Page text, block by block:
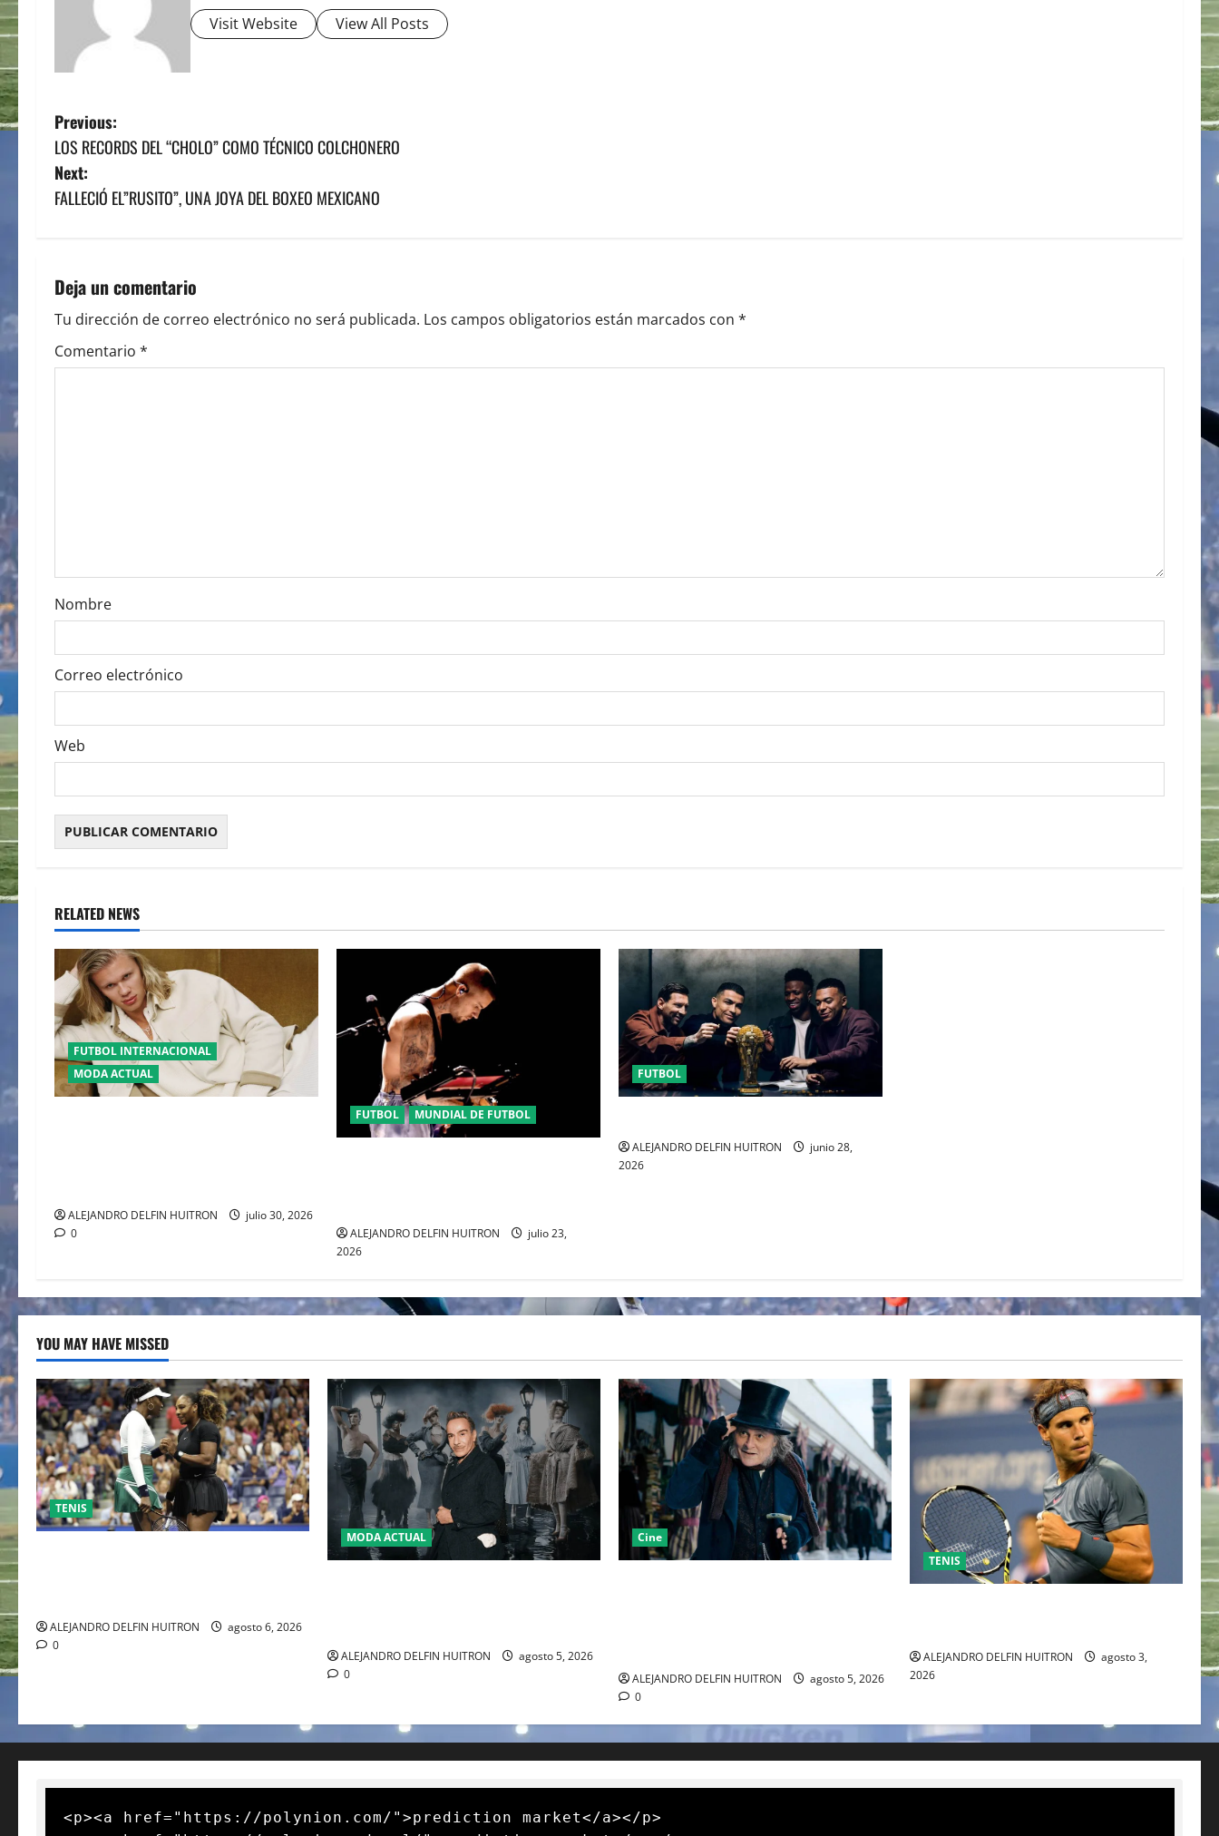
Visit Website View All Posts
P
o
s
n
a
v
o
n
Previous:
LOS RECORDS DEL “CHOLO” COMO TÉCNICO COLCHONERO
Next:
FALLECIÓ EL”RUSITO”, UNA JOYA DEL BOXEO MEXICANO
Deja un comentario
Tu dirección de correo electrónico no será publicada. Los campos obligatorios están marcados con *
Comentario *
Nombre
Correo electrónico
Web
RELATED NEWS
FUTBOL INTERNACIONAL
MODA ACTUAL
ALEJANDRO DELFIN HUITRON
julio 30, 2026
0
FUTBOL MUNDIAL DE FUTBOL
ALEJANDRO DELFIN HUITRON
julio 23,
2026
FUTBOL
ALEJANDRO DELFIN HUITRON
junio 28,
2026
YOU MAY HAVE MISSED
TENIS
ALEJANDRO DELFIN HUITRON
agosto 6, 2026
0
MODA ACTUAL
ALEJANDRO DELFIN HUITRON
agosto 5, 2026
0
Cine
ALEJANDRO DELFIN HUITRON
agosto 5, 2026
0
TENIS
ALEJANDRO DELFIN HUITRON
agosto 3,
2026
<p><a href="https://polynion.com/">prediction market</a></p>